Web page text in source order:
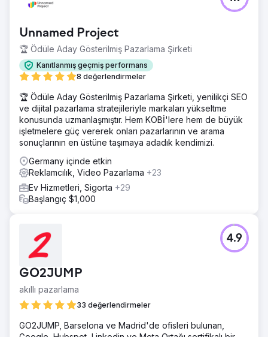
Unnamed Project
🏆 Ödüle Aday Gösterilmiş Pazarlama Şirketi
Kanıtlanmış geçmiş performans
8 değerlendirmeler
🏆 Ödüle Aday Gösterilmiş Pazarlama Şirketi, yenilikçi SEO
ve dijital pazarlama stratejileriyle markaları yükseltme
konusunda uzmanlaşmıştır. Hem KOBİ'lere hem de büyük
işletmelere güç vererek onları pazarlarının ve arama
sonuçlarının en üstüne taşımaya adadık kendimizi.
Germany içinde etkin
Reklamcılık, Video Pazarlama +23
Ev Hizmetleri, Sigorta +29
Başlangıç $1,000
GO2JUMP
akıllı pazarlama
33 değerlendirmeler
4.9
GO2JUMP, Barselona ve Madrid'de ofisleri bulunan,